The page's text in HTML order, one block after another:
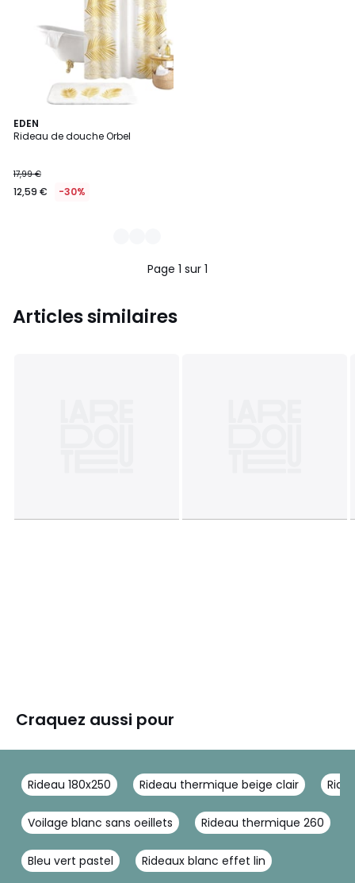
EDEN
Rideau de douche Orbel
17,99 €
12,59 € -30%
2
Couleurs
Page 1 sur 1
Articles similaires
Craquez aussi pour
Rideau 180x250 Rideau thermique beige clair
Voilage blanc sans oeillets Rideau thermique 260
Bleu vert pastel Rideaux blanc effet lin